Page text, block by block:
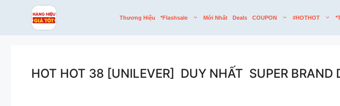
Thương Hiệu *flashsale Mới Nhất Deals COUPON #HOTHOT
HOT HOT 38 [UNILEVER] DUY NHẤT SUPER BRAND